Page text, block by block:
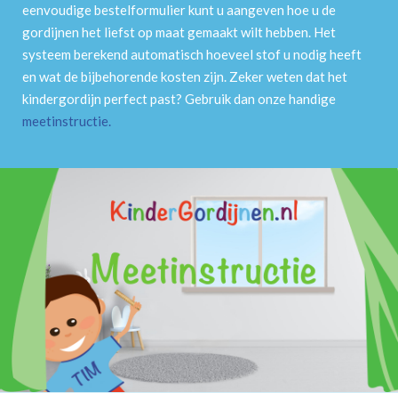
eenvoudige bestelformulier kunt u aangeven hoe u de
gordijnen het liefst op maat gemaakt wilt hebben. Het
systeem berekend automatisch hoeveel stof u nodig heeft
en wat de bijbehorende kosten zijn. Zeker weten dat het
kindergordijn perfect past? Gebruik dan onze handige
meetinstructie.